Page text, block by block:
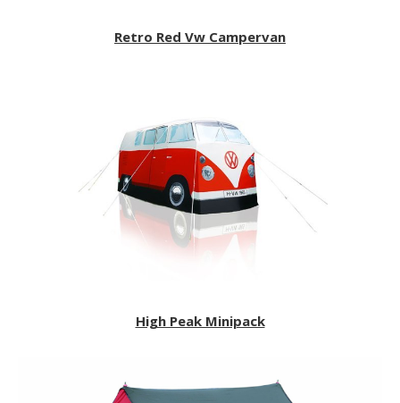
Retro Red Vw Campervan
High Peak Minipack